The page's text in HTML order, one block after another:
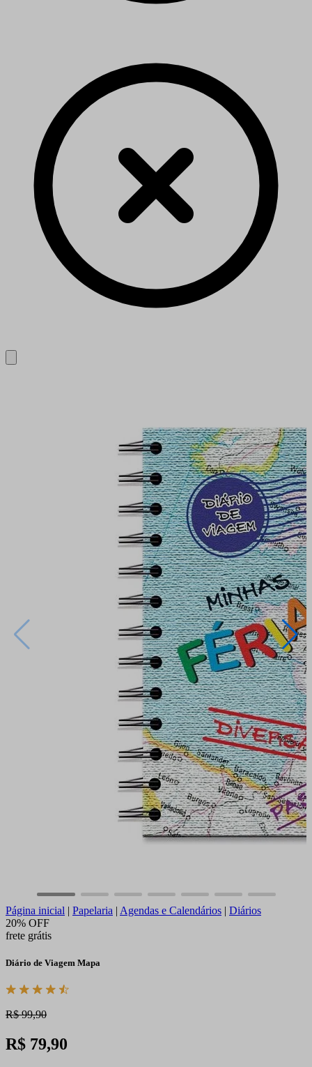
Página inicial | Papelaria | Agendas e Calendários | Diários
20% OFF
frete grátis
Diário de Viagem Mapa
R$ 99,90
R$ 79,90